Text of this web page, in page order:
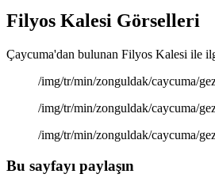
Filyos Kalesi Görselleri
Çaycuma'dan bulunan Filyos Kalesi ile
/img/tr/min/zonguldak/caycuma/
/img/tr/min/zonguldak/caycuma/
/img/tr/min/zonguldak/caycuma/
Bu sayfayı paylaşın